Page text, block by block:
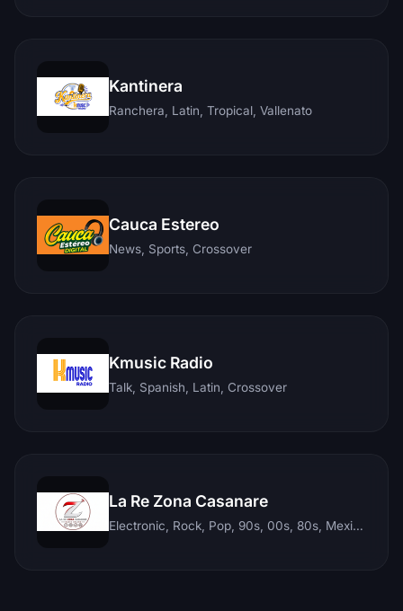
Kantinera
Ranchera, Latin, Tropical, Vallenato
Cauca Estereo
News, Sports, Crossover
Kmusic Radio
Talk, Spanish, Latin, Crossover
La Re Zona Casanare
Electronic, Rock, Pop, 90s, 00s, 80s, Mexican, Ranchera, Reggaeton, Instrumental, Salsa, Merengue, Tropical, Romantic, Vallenato, Llanera